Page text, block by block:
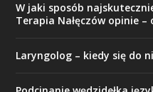
W jaki sposób
Terapia Nałęczów opinie
Laryngolog – kiedy się do